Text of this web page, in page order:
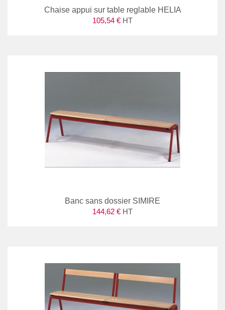
Chaise appui sur table reglable HELIA
105,54 € HT
Banc sans dossier SIMIRE
144,62 € HT